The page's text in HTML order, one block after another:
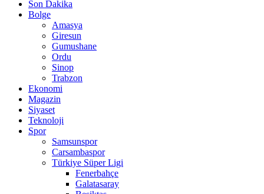
Son Dakika
Bolge
Amasya
Giresun
Gumushane
Ordu
Sinop
Trabzon
Ekonomi
Magazin
Siyaset
Teknoloji
Spor
Samsunspor
Carsambaspor
Türkiye Süper Ligi
Fenerbahçe
Galatasaray